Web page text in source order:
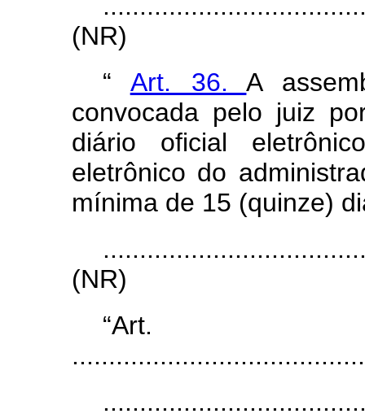
(NR)
“ Art. 36.A
convocada pelo juiz
diário oficial
eletrônico do
mínima de 15 (quinze)
(NR)